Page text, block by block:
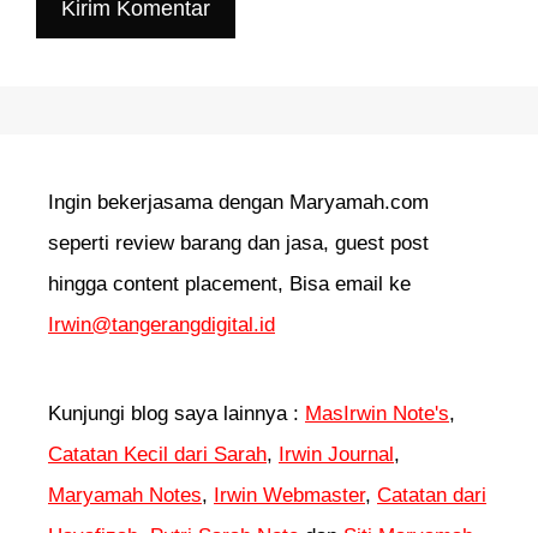
Ingin bekerjasama dengan Maryamah.com
seperti review barang dan jasa, guest post
hingga content placement, Bisa email ke
Irwin@tangerangdigital.id
Kunjungi blog saya lainnya : MasIrwin Note's,
Catatan Kecil dari Sarah, Irwin Journal ,
Maryamah Notes, Irwin Webmaster, Catatan dari